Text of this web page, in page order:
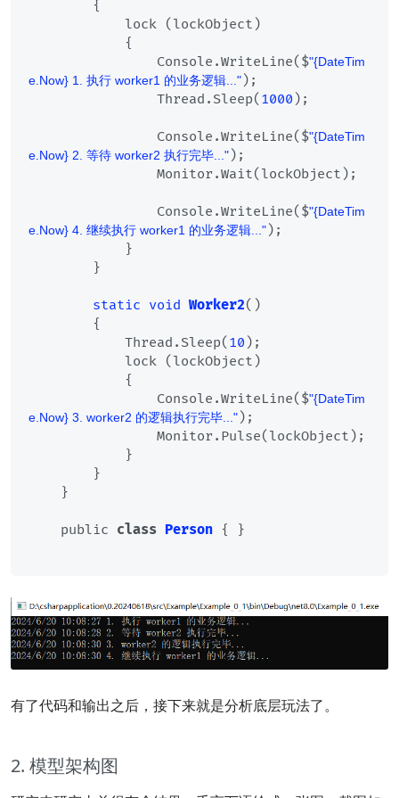
                Console.WriteLine($
"{DateTim
e.Now} 1. 执行 worker1 的业务逻辑...");
                Thread.Sleep(
1000 );
                Console.WriteLine($
"{DateTim
e.Now} 2. 等待 worker2 执行完毕...");
                Console.WriteLine($
"{DateTim
e.Now} 4. 继续执行 worker1 的业务逻辑...");
static void Worker2()
            Thread.Sleep(
10 );
                Console.WriteLine($
"{DateTim
e.Now} 3. worker2 的逻辑执行完毕...");
    public
class Person { }
有了代码和输出之后，接下来就是分析底层玩法了。
2. 模型架构图